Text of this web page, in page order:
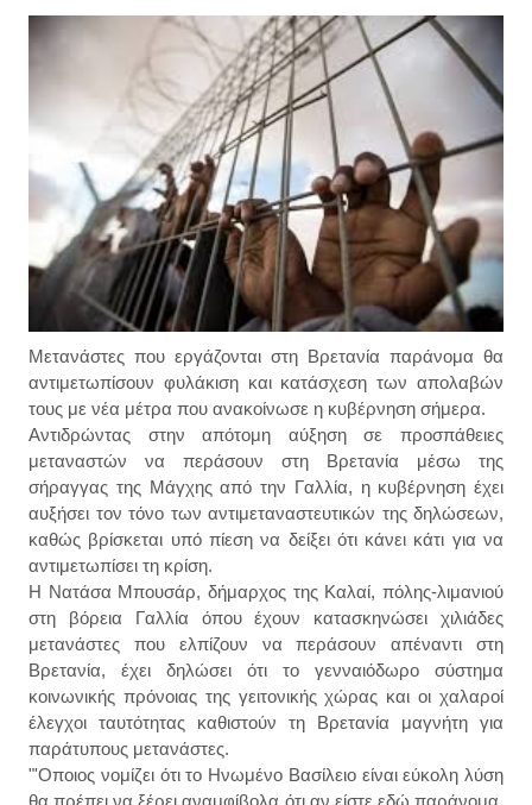
Μετανάστες που εργάζονται στη Βρετανία παράνομα θα
αντιμετωπίσουν φυλάκιση και κατάσχεση των απολαβών
τους με νέα μέτρα που ανακοίνωσε η κυβέρνηση σήμερα.
Αντιδρώντας στην απότομη αύξηση σε προσπάθειες
μεταναστών να περάσουν στη Βρετανία μέσω της
σήραγγας της Μάγχης από την Γαλλία, η κυβέρνηση έχει
αυξήσει τον τόνο των αντιμεταναστευτικών της δηλώσεων,
καθώς βρίσκεται υπό πίεση να δείξει ότι κάνει κάτι για να
αντιμετωπίσει τη κρίση.
Η Νατάσα Μπουσάρ, δήμαρχος της Καλαί, πόλης-λιμανιού
στη βόρεια Γαλλία όπου έχουν κατασκηνώσει χιλιάδες
μετανάστες που ελπίζουν να περάσουν απέναντι στη
Βρετανία, έχει δηλώσει ότι το γενναιόδωρο σύστημα
κοινωνικής πρόνοιας της γειτονικής χώρας και οι χαλαροί
έλεγχοι ταυτότητας καθιστούν τη Βρετανία μαγνήτη για
παράτυπους μετανάστες.
"'Οποιος νομίζει ότι το Ηνωμένο Βασίλειο είναι εύκολη λύση